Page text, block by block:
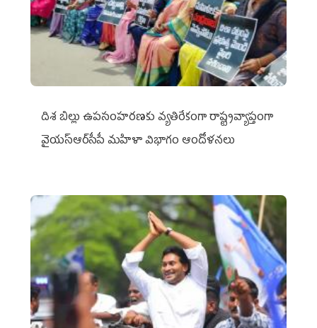
దిశ బిల్లు ఉపసంహరణకు వ్యతిరేకంగా రాష్ట్రవ్యాప్తంగా
వైయ‌స్ఆర్‌సీపీ మహిళా విభాగం ఆందోళనలు